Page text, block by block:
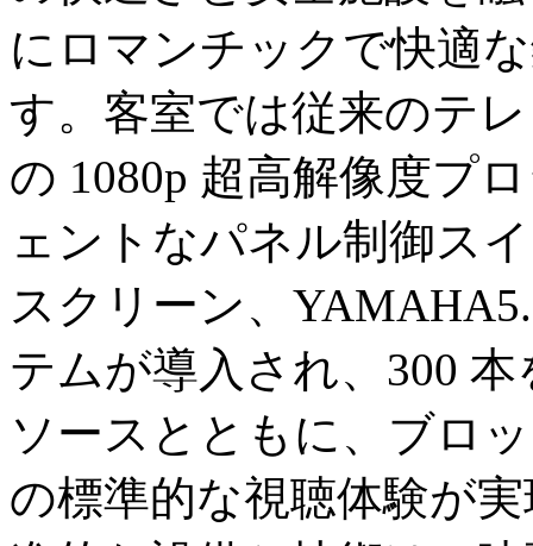
にロマンチックで快適
す。客室では従来のテ
の 1080p 超高解像度プ
ェントなパネル制御ス
スクリーン、
テムが導入され、300
ソースとともに、ブロ
の標準的な視聴体験が